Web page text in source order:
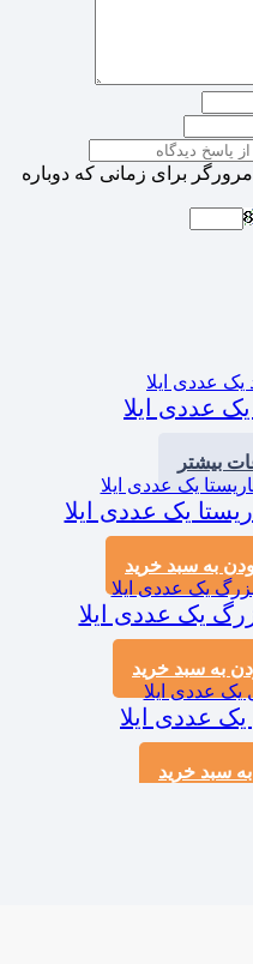
برای زمانی که دوباره
عددی ایلا
بیشتر
یک عددی ایلا
به سبد خرید
یک عددی ایلا
به سبد خرید
عددی ایلا
سبد خرید